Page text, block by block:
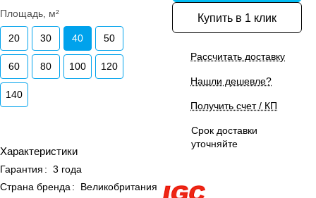
Площадь, м²
20 30 40 50
60 80 100 120
140
Характеристики
Гарантия : 3 года
Страна бренда :
Великобритания
Купить в 1 клик
Рассчитать доставку
Нашли дешевле?
Получить счет / КП
Срок доставки
уточняйте